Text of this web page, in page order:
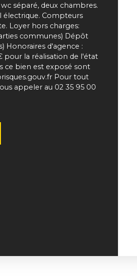
séparé, deux chambres.
électrique. Compteurs
Loyer hors charges:
communes) Dépôt
Honoraires d'agence :
pour la réalisation de l'état
ce bien est exposé sont
Pour tout
appeler au 02 35 95 00